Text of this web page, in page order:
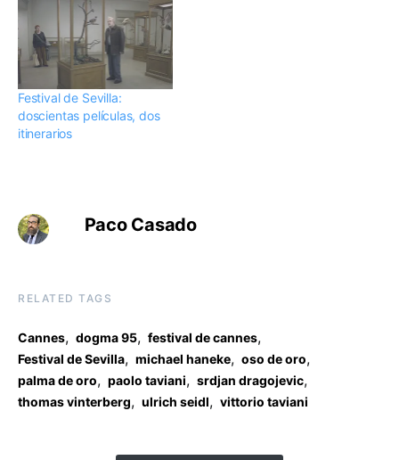
Festival de Sevilla:
doscientas películas, dos
itinerarios
Paco Casado
RELATED TAGS
Cannes, dogma 95, festival de cannes,
Festival de Sevilla, michael haneke, oso de oro,
palma de oro, paolo taviani, srdjan dragojevic,
thomas vinterberg, ulrich seidl, vittorio taviani